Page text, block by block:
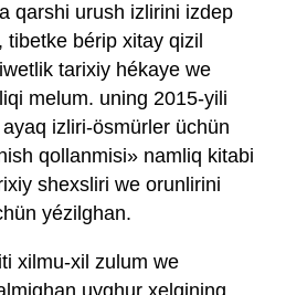
qarshi urush izlirini izdep
bérip xitay qizil
tarixiy hékaye we
melum. uning 2015-yili
izliri-ösmürler üchün
qollanmisi» namliq kitabi
shexsliri we orunlirini
yézilghan.
xilmu-xil zulum we